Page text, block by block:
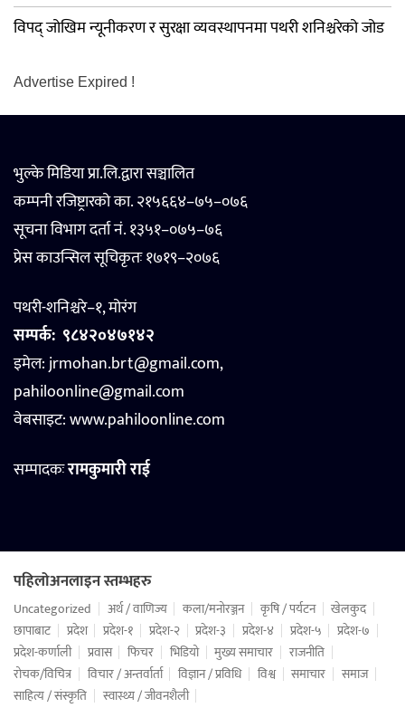
विपद् जोखिम न्यूनीकरण र सुरक्षा व्यवस्थापनमा पथरी शनिश्चरेको जोड
Advertise Expired !
भुल्के मिडिया प्रा.लि.द्वारा सञ्चालित
कम्पनी रजिष्ट्रारको का. २१५६६४–७५–०७६
सूचना विभाग दर्ता नं. १३५१–०७५–७६
प्रेस काउन्सिल सूचिकृतः १७१९–२०७६
पथरी-शनिश्चरे–१, मोरंग
सम्पर्क: ९८४२०४७१४२
इमेल: jrmohan.brt@gmail.com,
pahiloonline@gmail.com
वेबसाइट:www.pahiloonline.com
सम्पादकःरामकुमारी राई
पहिलोअनलाइन स्तम्भहरु
Uncategorized अर्थ / वाणिज्य कला/मनोरञ्जन कृषि / पर्यटन
खेलकुद
छापाबाट
प्रदेश प्रदेश-१ प्रदेश-२ प्रदेश-३ प्रदेश-४ प्रदेश-५
प्रदेश-७
प्रदेश-कर्णाली
प्रवास फिचर भिडियो मुख्य समाचार
राजनीति
रोचक/विचित्र
विचार / अन्तर्वार्ता विज्ञान / प्रविधि विश्व समाचार
समाज
साहित्य / संस्कृति
स्वास्थ्य / जीवनशैली